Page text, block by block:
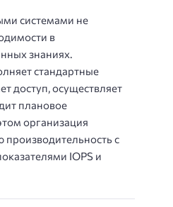
системами не
в
знаниях.
стандартные
доступ, осуществляет
плановое
организация
производительность с
IOPS и